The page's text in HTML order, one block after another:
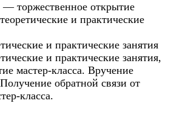
— торжественное открытие
и практические
и практические занятия
и практические занятия,
мастер-класса. Вручение
обратной связи от
класса.